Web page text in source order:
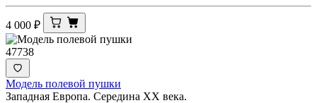
4 000 ₽
47738
Модель полевой пушки
Западная Европа. Середина XX века.